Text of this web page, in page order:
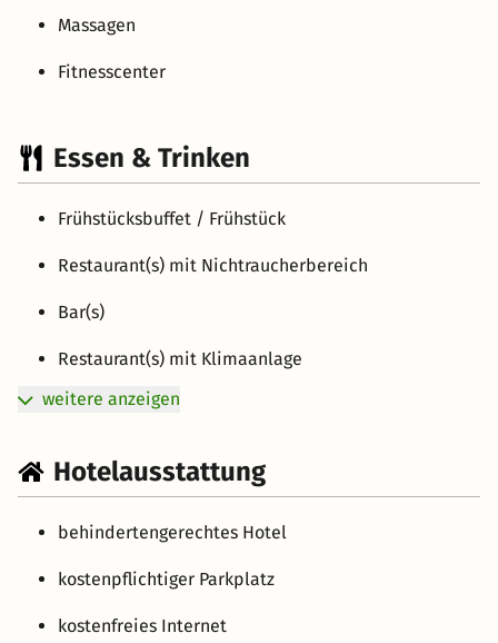
Massagen
Fitnesscenter
Essen & Trinken
Frühstücksbuffet / Frühstück
Restaurant(s) mit Nichtraucherbereich
Bar(s)
Restaurant(s) mit Klimaanlage
weitere anzeigen
Hotelausstattung
behindertengerechtes Hotel
kostenpflichtiger Parkplatz
kostenfreies Internet